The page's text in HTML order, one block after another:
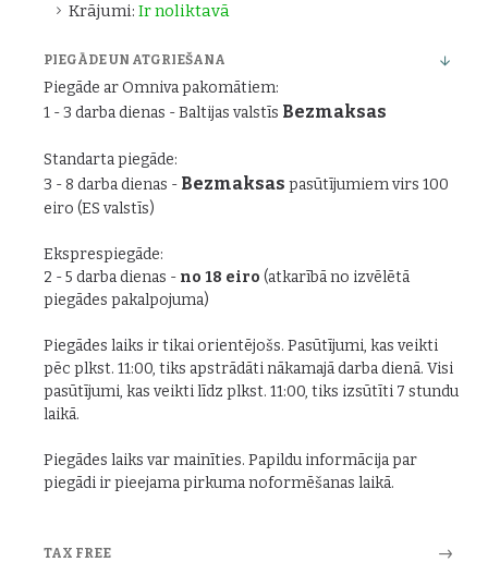
Krājumi: Ir noliktavā
PIEGĀDE UN ATGRIEŠANA
Piegāde ar Omniva pakomātiem:
1 - 3 darba dienas - Baltijas valstīs Bezmaksas
Standarta piegāde:
3 - 8 darba dienas - Bezmaksas pasūtījumiem virs 100
eiro (ES valstīs)
Eksprespiegāde:
2 - 5 darba dienas - no 18 eiro (atkarībā no izvēlētā
piegādes pakalpojuma)
Piegādes laiks ir tikai orientējošs. Pasūtījumi, kas veikti
pēc plkst. 11:00, tiks apstrādāti nākamajā darba dienā. Visi
pasūtījumi, kas veikti līdz plkst. 11:00, tiks izsūtīti 7 stundu
laikā.
Piegādes laiks var mainīties. Papildu informācija par
piegādi ir pieejama pirkuma noformēšanas laikā.
TAX FREE